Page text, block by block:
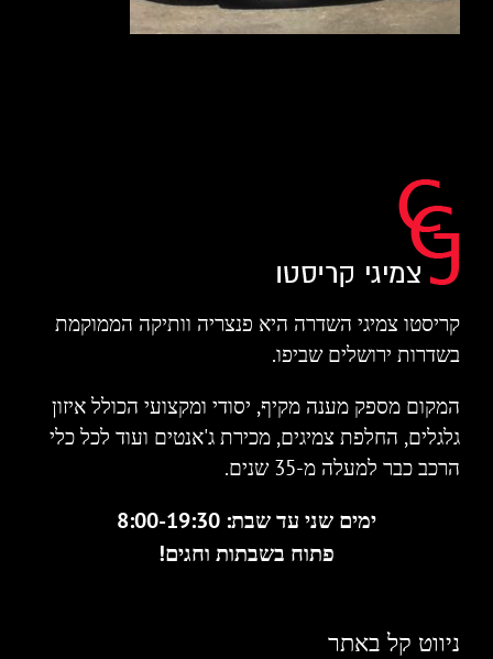
קריסטו צמיגי השדרה היא פנצריה וותיקה הממוקמת
בשדרות ירושלים שביפו.
המקום מספק מענה מקיף, יסודי ומקצועי הכולל איזון
גלגלים, החלפת צמיגים, מכירת ג'אנטים ועוד לכל כלי
הרכב כבר למעלה מ-35 שנים.
ימים שני עד שבת: 8:00-19:30
פתוח בשבתות וחגים!
ניווט קל באתר